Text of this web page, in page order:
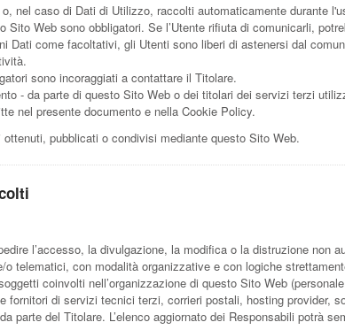
nel caso di Dati di Utilizzo, raccolti automaticamente durante
Web sono obbligatori. Se l’Utente rifiuta di comunicarli,
Dati come facoltativi, gli Utenti sono liberi di astenersi dal
sono incoraggiati a contattare il Titolare.
- da parte di questo Sito Web o dei titolari dei servizi terzi
nel presente documento e nella Cookie Policy.
pubblicati o condivisi mediante questo Sito Web.
l’accesso, la divulgazione, la modifica o la distruzione non
telematici, con modalità organizzative e con logiche
coinvolti nell’organizzazione di questo Sito Web
di servizi tecnici terzi, corrieri postali, hosting provider,
parte del Titolare. L’elenco aggiornato dei Responsabili potrà